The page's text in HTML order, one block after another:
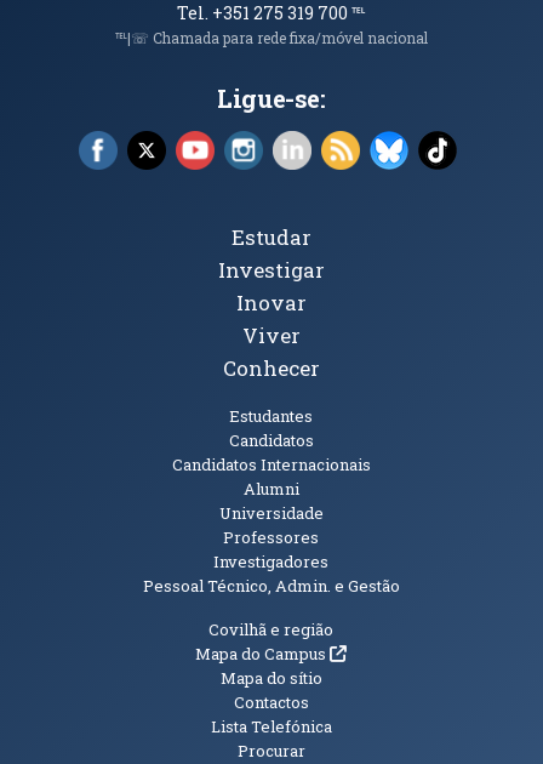
Tel. +351 275 319 700℡
℡|☏ Chamada para rede fixa/móvel nacional
Ligue-se:
Facebook (abre em nova janela)
X (abre em nova janela)
YouTube (abre em nova janela)
Instagram (abre em nova janela)
LinkedIn (abre em nova
RSS (abre em nova
Bluesky (abre
TikTok
Tópicos Principais
Estudar
Investigar
Inovar
Viver
Conhecer
Estudantes
Candidatos
Candidatos Internacionais
Alumni
Universidade
Professores
Investigadores
Pessoal Técnico, Admin. e Gestão
Informações Adicionais
Covilhã e região
Mapa do Campus(abre em nova janela)
Mapa do sítio
Contactos
Lista Telefónica
Procurar